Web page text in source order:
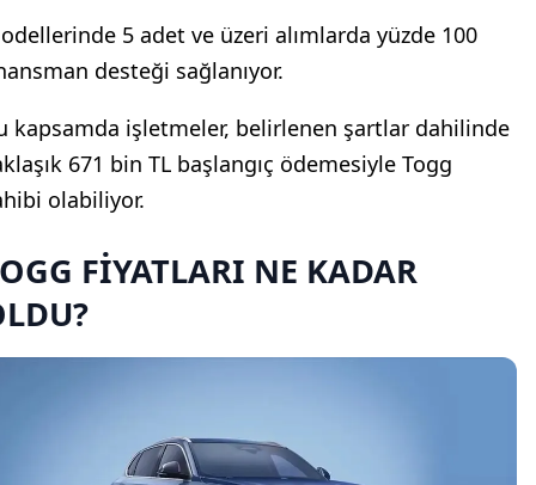
5 adet ve üzeri alımlarda yüzde 100
desteği sağlanıyor.
kapsamda işletmeler, belirlenen şartlar dahilinde
671 bin TL başlangıç ödemesiyle Togg
olabiliyor.
FİYATLARI NE KADAR